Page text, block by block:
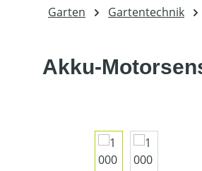
Garten Gartentechnik
Akku-
Bildergalerie überspringen